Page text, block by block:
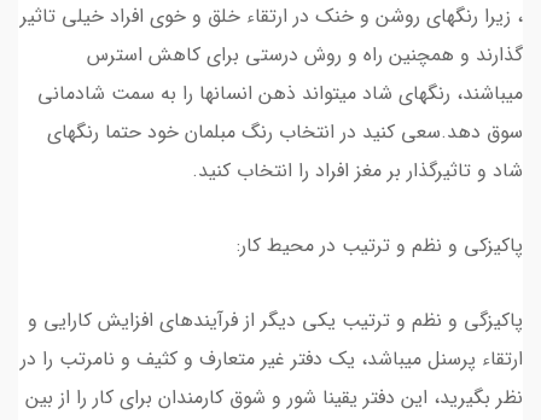
، زیرا رنگهای روشن و خنک در ارتقاء خلق و خوی افراد خیلی تاثیر
گذارند و همچنین راه و روش درستی برای کاهش استرس
میباشند، رنگهای شاد میتواند ذهن انسانها را به سمت شادمانی
سوق دهد.سعی کنید در انتخاب رنگ مبلمان خود حتما رنگهای
شاد و تاثیرگذار بر مغز افراد را انتخاب کنید.
پاکیزکی و نظم و ترتیب در محیط کار:
پاکیزگی و نظم و ترتیب یکی دیگر از فرآیندهای افزایش کارایی و
ارتقاء پرسنل میباشد، یک دفتر غیر متعارف و کثیف و نامرتب را در
نظر بگیرید، این دفتر یقینا شور و شوق کارمندان برای کار را از بین